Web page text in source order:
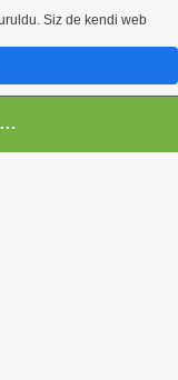
Tüm dersler ve Matematik
Siz de kendi web